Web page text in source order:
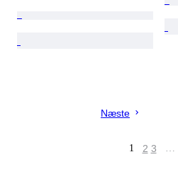
Næste
1 2 3 …